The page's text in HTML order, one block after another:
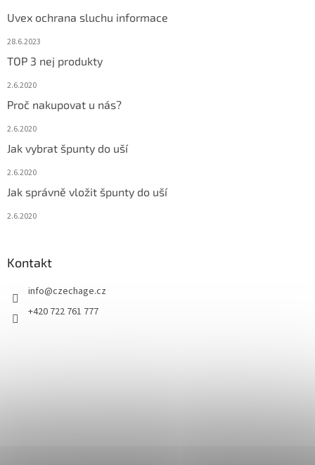
Uvex ochrana sluchu informace
28.6.2023
TOP 3 nej produkty
2.6.2020
Proč nakupovat u nás?
2.6.2020
Jak vybrat špunty do uší
2.6.2020
Jak správně vložit špunty do uší
2.6.2020
Kontakt
info@czechage.cz
+420 722 761 777